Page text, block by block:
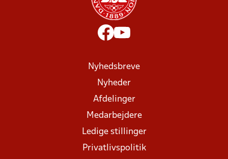
Nyhedsbreve
Nyheder
Afdelinger
Medarbejdere
Ledige stillinger
Privatlivspolitik